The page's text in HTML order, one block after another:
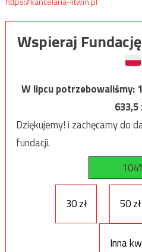
Wspieraj
W lipcu potrzebowaliśmy:
633,5
Dziękujemy! i zachęcamy do
fundacji.
30 zł 50 zł
Inna